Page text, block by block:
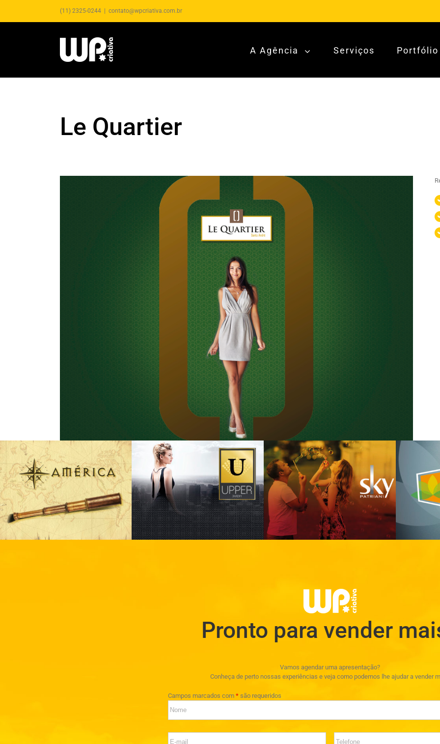
(11) 2325-0244 contato@wpcriativa.com.br
A Agência Serviços Portfólio
Le Quartier
Upper Jardim
Residencial
Sky Patriani
Residencial
Central Park
Residencial
Pronto para vender
Vamos agendar uma apresentação?
Conheça de perto nossas experiências e veja como podemos lhe ajudar a vender
Campos marcados com * são requeridos